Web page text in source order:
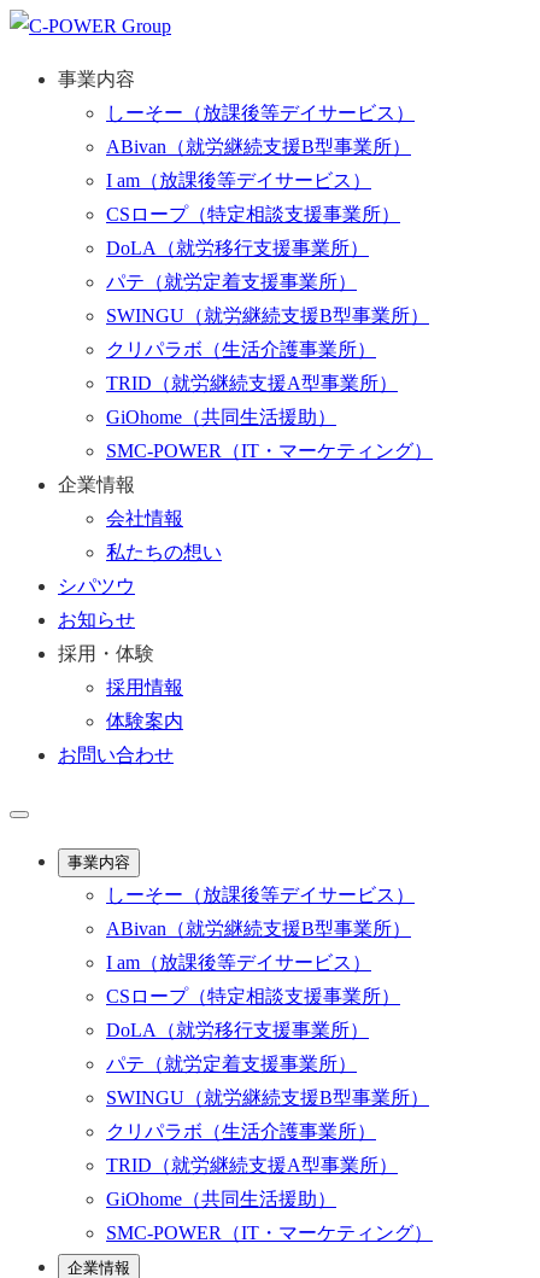
事業内容
しーそー （放課後等デイサービス）
ABivan （就労継続支援B型事業所）
I am （放課後等デイサービス）
CSロープ（特定相談支援事業所）
DoLA
（就労移行支援事業所）
パテ （就労定着支援事業所）
SWINGU （就労継続支援B型事業所）
クリパラボ （生活介護事業所）
TRID （就労継続支援A型事業所）
GiOhome （共同生活援助）
SMC-POWER
（IT・マーケティング）
企業情報
会社情報
私たちの想い
シパツウ
お知らせ
採用・体験
採用情報
体験案内
お問い合わせ
事業内容
しーそー （放課後等デイサービス）
ABivan （就労継続支援B型事業所）
I am （放課後等デイサービス）
CSロープ（特定相談支援事業所）
DoLA
（就労移行支援事業所）
パテ （就労定着支援事業所）
SWINGU （就労継続支援B型事業所）
クリパラボ （生活介護事業所）
TRID （就労継続支援A型事業所）
GiOhome （共同生活援助）
SMC-POWER
（IT・マーケティング）
企業情報